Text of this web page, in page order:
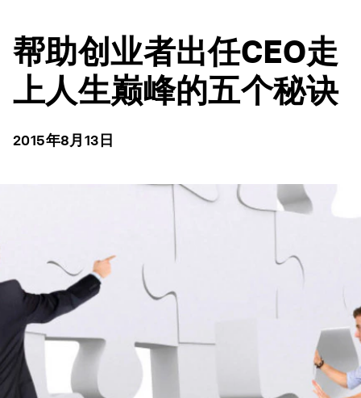
帮助创业者出任CEO走
上人生巅峰的五个秘诀
2015年8月13日